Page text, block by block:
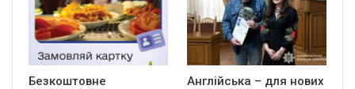
Безкоштовне
Англійська – для нових